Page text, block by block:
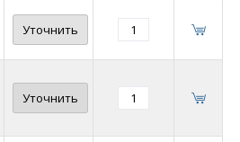
Уточнить
Уточнить